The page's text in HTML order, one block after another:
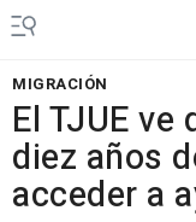
MIGRACIÓN
El TJUE
diez años
acceder a